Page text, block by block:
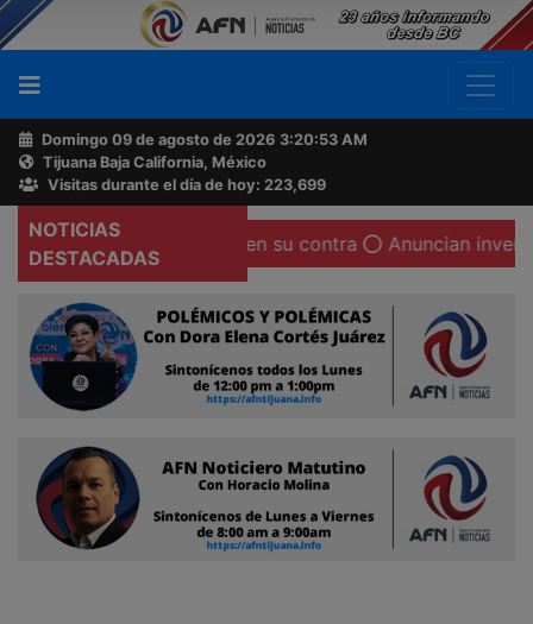
Domingo 09 de agosto de 2026 3:20:54 AM
Tijuana Baja California, México
Visitas durante el día de hoy: 223,699
NOTICIAS
DESTACADAS
y mediática en su contra Anuncian inversión
Buscador
Acerca
de
AFN
Ventas
Contacto
Reportero
Ciudadano